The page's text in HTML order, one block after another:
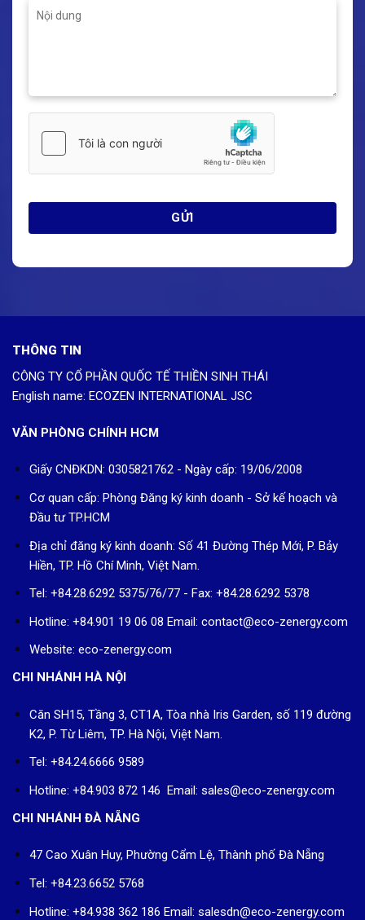
THÔNG TIN
CÔNG TY CỔ PHẦN QUỐC TẾ THIỀN SINH THÁI
English name: ECOZEN INTERNATIONAL JSC
VĂN PHÒNG CHÍNH HCM
Giấy CNĐKDN: 0305821762 - Ngày cấp: 19/06/2008
Cơ quan cấp: Phòng Đăng ký kinh doanh - Sở kế hoạch và
Đầu tư TP.HCM
Địa chỉ đăng ký kinh doanh: Số 41 Đường Thép Mới, P. Bảy
Hiền, TP. Hồ Chí Minh, Việt Nam.
Tel: +84.28.6292 5375/76/77 - Fax: +84.28.6292 5378
Hotline: +84.901 19 06 08 Email: contact@eco-zenergy.com
Website: eco-zenergy.com
CHI NHÁNH HÀ NỘI
Căn SH15, Tầng 3, CT1A, Tòa nhà Iris Garden, số 119 đường
K2, P. Từ Liêm, TP. Hà Nội, Việt Nam.
Tel: +84.24.6666 9589
Hotline: +84.903 872 146 Email: sales@eco-zenergy.com
CHI NHÁNH ĐÀ NẴNG
47 Cao Xuân Huy, Phường Cẩm Lệ, Thành phố Đà Nẵng
Tel: +84.23.6652 5768
Hotline: +84.938 362 186 Email: salesdn@eco-zenergy.com